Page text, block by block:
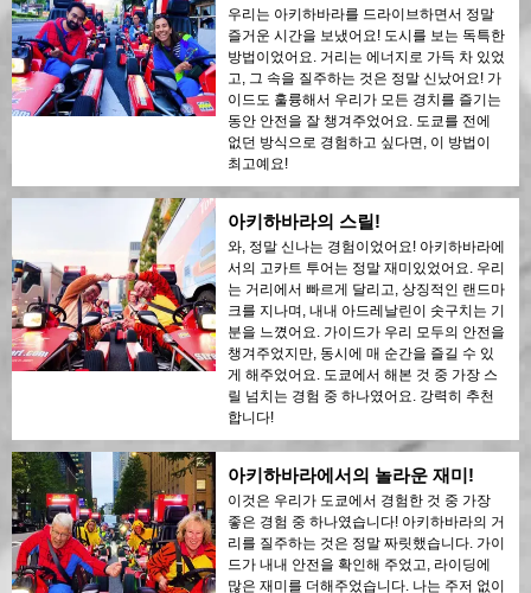
우리는 아키하바라를 드라이브하면서 정말
즐거운 시간을 보냈어요! 도시를 보는 독특한
방법이었어요. 거리는 에너지로 가득 차 있었
고, 그 속을 질주하는 것은 정말 신났어요! 가
이드도 훌륭해서 우리가 모든 경치를 즐기는
동안 안전을 잘 챙겨주었어요. 도쿄를 전에
없던 방식으로 경험하고 싶다면, 이 방법이
최고예요!
아키하바라의 스릴!
와, 정말 신나는 경험이었어요! 아키하바라에
서의 고카트 투어는 정말 재미있었어요. 우리
는 거리에서 빠르게 달리고, 상징적인 랜드마
크를 지나며, 내내 아드레날린이 솟구치는 기
분을 느꼈어요. 가이드가 우리 모두의 안전을
챙겨주었지만, 동시에 매 순간을 즐길 수 있
게 해주었어요. 도쿄에서 해본 것 중 가장 스
릴 넘치는 경험 중 하나였어요. 강력히 추천
합니다!
아키하바라에서의 놀라운 재미!
이것은 우리가 도쿄에서 경험한 것 중 가장
좋은 경험 중 하나였습니다! 아키하바라의 거
리를 질주하는 것은 정말 짜릿했습니다. 가이
드가 내내 안전을 확인해 주었고, 라이딩에
많은 재미를 더해주었습니다. 나는 주저 없이